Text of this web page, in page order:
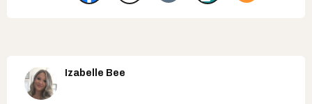
Izabelle Bee